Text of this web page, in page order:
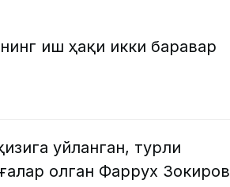
иш ҳақи икки баравар
уйланган, турли
олган Фаррух Зокиров